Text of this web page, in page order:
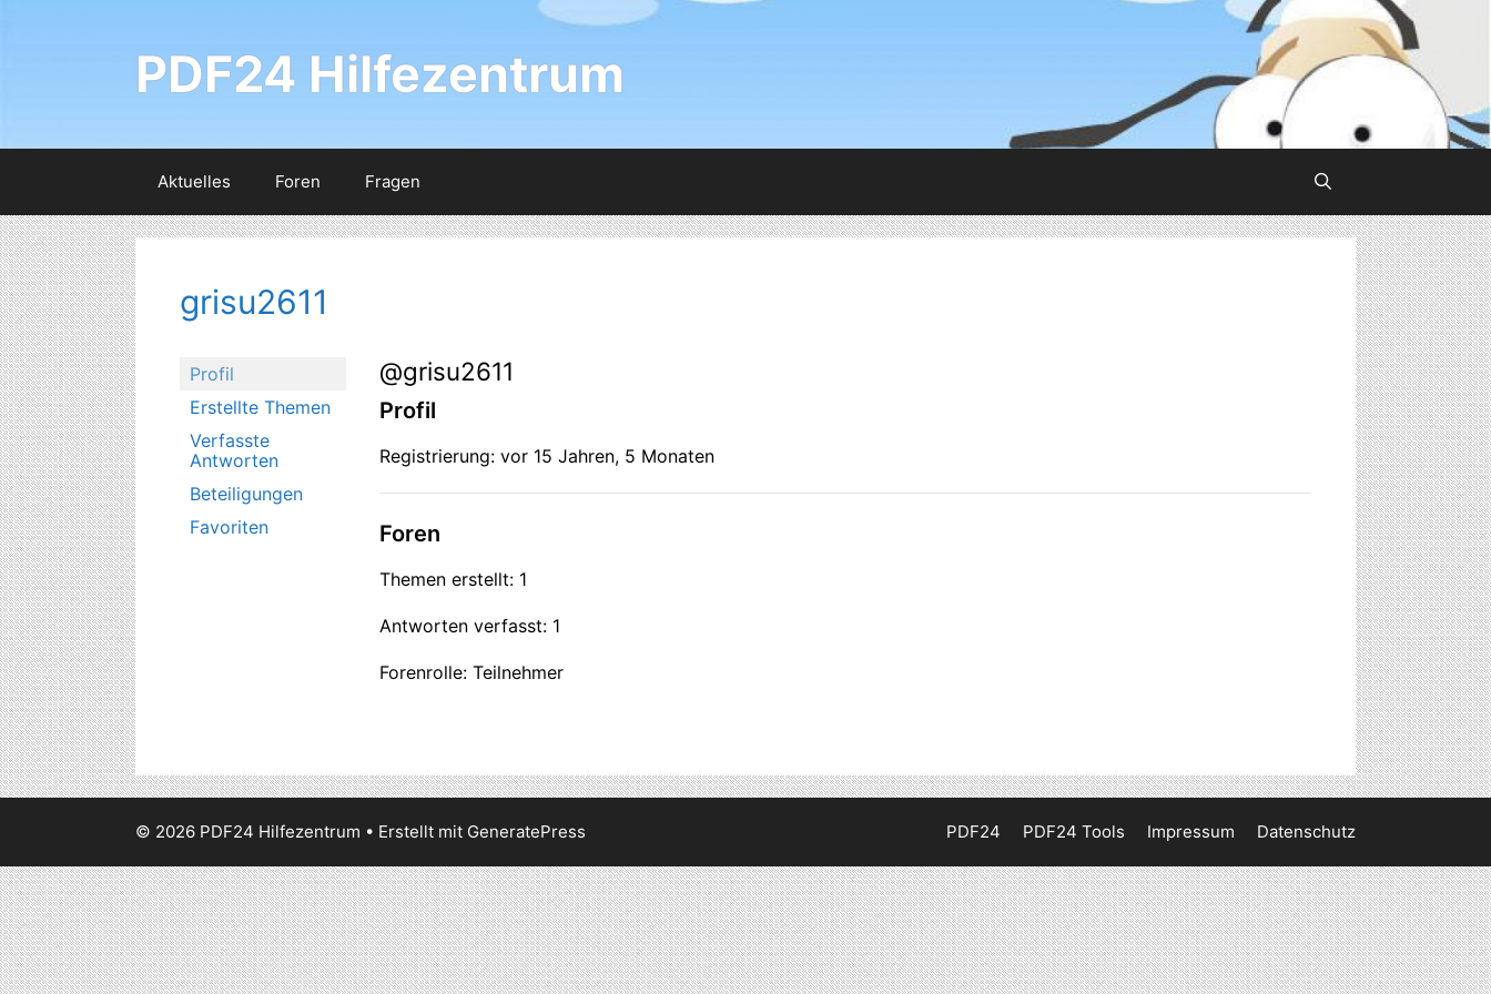
PDF24 Hilfezentrum
Aktuelles Foren Fragen
grisu2611
Profil
Erstellte Themen
Verfasste
Antworten
Beteiligungen
Favoriten
@grisu2611
Profil
Registrierung: vor 15 Jahren, 5 Monaten
Foren
Themen erstellt: 1
Antworten verfasst: 1
Forenrolle: Teilnehmer
PDF24 PDF24 Tools Impressum Datenschutz
© 2026 PDF24 Hilfezentrum • Erstellt mit GeneratePress